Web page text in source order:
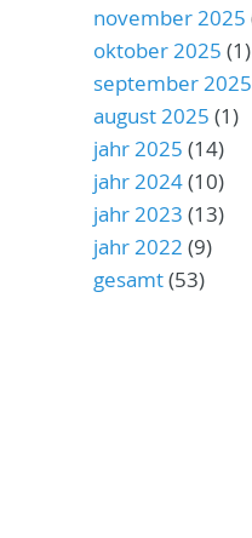
november 2025
oktober 2025 (1)
september 2025
august 2025 (1)
jahr 2025 (14)
jahr 2024(10)
jahr 2023 (13)
jahr 2022 (9)
gesamt(53)